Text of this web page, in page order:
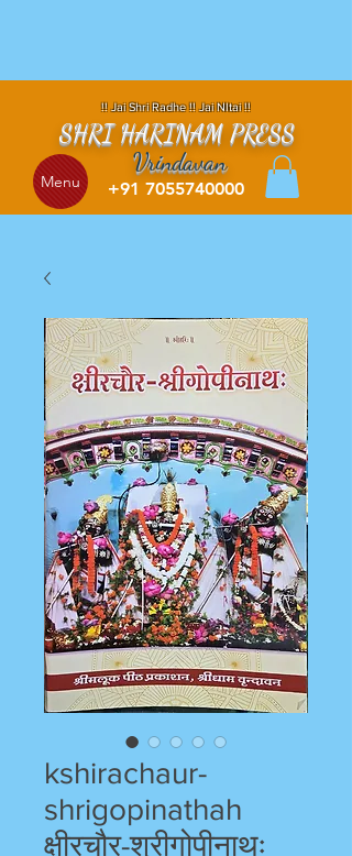
!! Jai Shri Radhe !! Jai NItai !!
SHRI HARINAM PRESS
Vrindavan
+91 7055740000
Menu
kshirachaur-
shrigopinathah
क्षीरचौर-श्रीगोपीनाथः